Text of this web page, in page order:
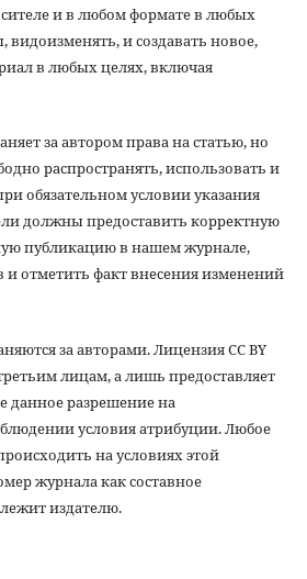
и в любом формате в любых
видоизменять, и создавать новое,
в любых целях, включая
за автором права на статью, но
распространять, использовать и
обязательном условии указания
должны предоставить корректную
публикацию в нашем журнале,
и отметить факт внесения изменений
за авторами. Лицензия CC BY
лицам, а лишь предоставляет
данное разрешение на
условия атрибуции. Любое
на условиях этой
журнала как составное
издателю.